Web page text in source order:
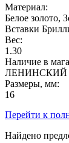
Материал:
Белое золото,
Вставки
Вес:
1.30
Наличие в
ЛЕНИНСКИЙ
Размеры, мм:
16
Перейти к
Найдено